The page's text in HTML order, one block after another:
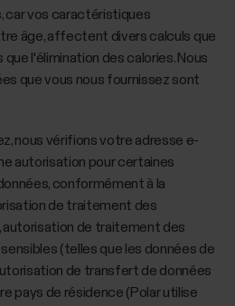
car vos caractéristiques
âge, affectent divers calculs que
l'élimination des calories. Nous
que vous nous fournissez sont
nous vérifions votre adresse e-
autorisation pour certaines
conformément à la
de traitement des
autorisation de traitement des
(telles que les données de
de transfert de données
pays de résidence (Polar utilise